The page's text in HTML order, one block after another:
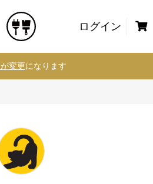
ログイン
カ
変更になります